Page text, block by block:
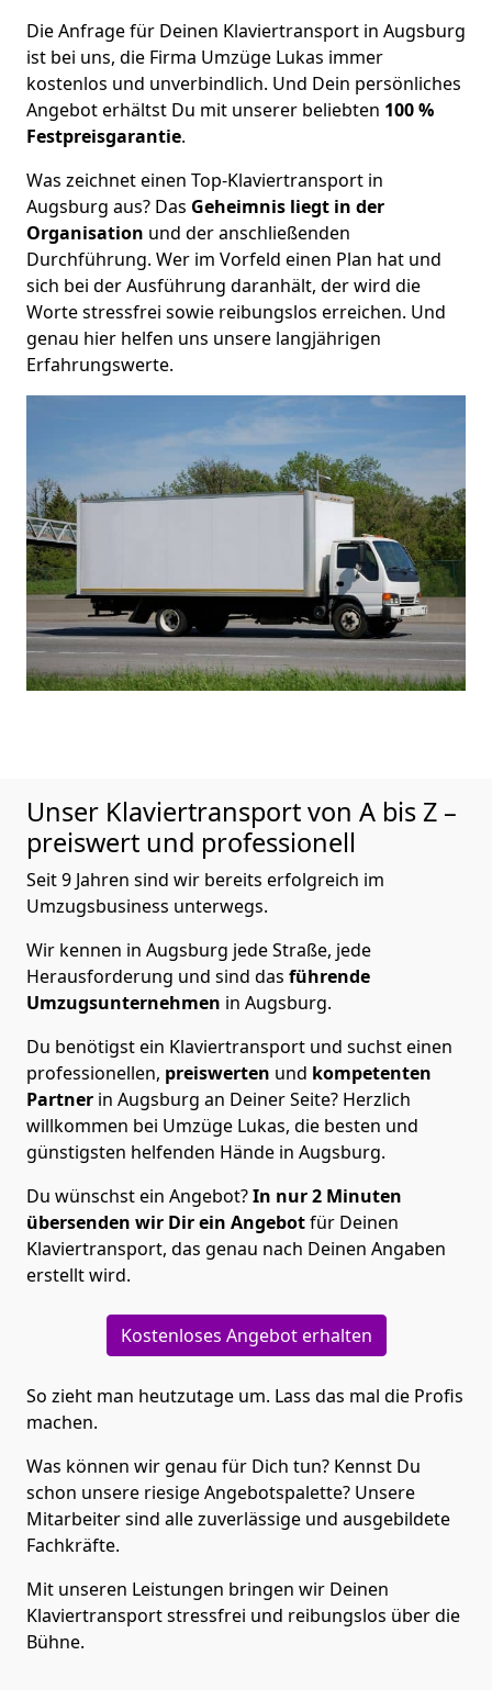
Die Anfrage für Deinen Klaviertransport in Augsburg
ist bei uns, die Firma Umzüge Lukas immer
kostenlos und unverbindlich. Und Dein persönliches
Angebot erhältst Du mit unserer beliebten 100 %
Festpreisgarantie.
Was zeichnet einen Top-Klaviertransport in
Augsburg aus? Das Geheimnis liegt in der
Organisation und der anschließenden
Durchführung. Wer im Vorfeld einen Plan hat und
sich bei der Ausführung daranhält, der wird die
Worte stressfrei sowie reibungslos erreichen. Und
genau hier helfen uns unsere langjährigen
Erfahrungswerte.
Unser Klaviertransport von A bis Z –
preiswert und professionell
Seit 9 Jahren sind wir bereits erfolgreich im
Umzugsbusiness unterwegs.
Wir kennen in Augsburg jede Straße, jede
Herausforderung und sind das führende
Umzugsunternehmen in Augsburg.
Du benötigst ein Klaviertransport und suchst einen
professionellen, preiswerten und kompetenten
Partner in Augsburg an Deiner Seite? Herzlich
willkommen bei Umzüge Lukas, die besten und
günstigsten helfenden Hände in Augsburg.
Du wünschst ein Angebot?In nur 2 Minuten
übersenden wir Dir ein Angebotfür Deinen
Klaviertransport, das genau nach Deinen Angaben
erstellt wird.
Kostenloses Angebot erhalten
So zieht man heutzutage um. Lass das mal die Profis
machen.
Was können wir genau für Dich tun? Kennst Du
schon unsere riesige Angebotspalette? Unsere
Mitarbeiter sind alle zuverlässige und ausgebildete
Fachkräfte.
Mit unseren Leistungen bringen wir Deinen
Klaviertransport stressfrei und reibungslos über die
Bühne.